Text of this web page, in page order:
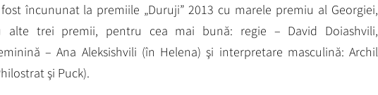
încununat la premiile „Duruji” 2013 cu marele premiu al Georgiei,
alte trei premii, pentru cea mai bună: regie – David Doiashvili,
– Ana Aleksishvili (în Helena) şi interpretare masculină: Archil
şi Puck).